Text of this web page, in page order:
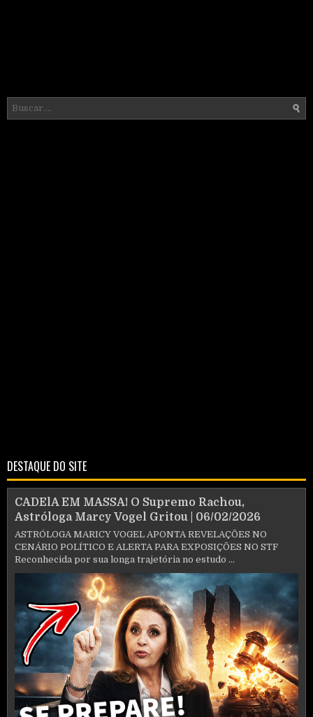
DESTAQUE DO SITE
CADElA EM MASSA! O Supremo Rachou,
Astróloga Marcy Vogel Gritou | 06/02/2026
ASTRÓLOGA MARICY VOGEL APONTA REVELAÇÕES NO
CENÁRIO POLÍTICO E ALERTA PARA EXPOSIÇÕES NO STF
Reconhecida por sua longa trajetória no estudo ...